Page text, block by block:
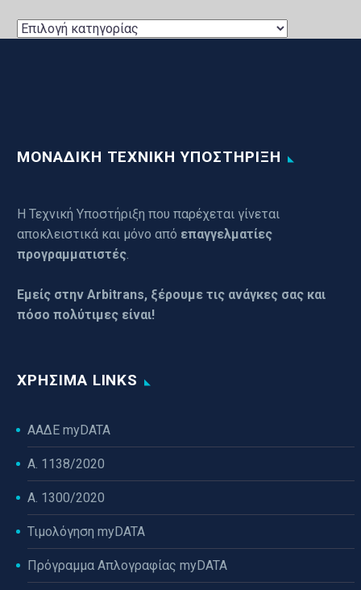
UPDATES
ΜΟΝΑΔΙΚΗ ΤΕΧΝΙΚΗ ΥΠΟΣΤΗΡΙΞΗ
Η Τεχνική Υποστήριξη που παρέχεται γίνεται
αποκλειστικά και μόνο από επαγγελματίες
προγραμματιστές
Εμείς στην Arbitrans, ξέρουμε τις ανάγκες σας και
πόσο πολύτιμες είναι!
ΧΡΉΣΙΜΑ LINKS
ΑΑΔΕ myDATA
Α. 1138/2020
Α. 1300/2020
Τιμολόγηση myDATA
Πρόγραμμα Απλογραφίας myDATA